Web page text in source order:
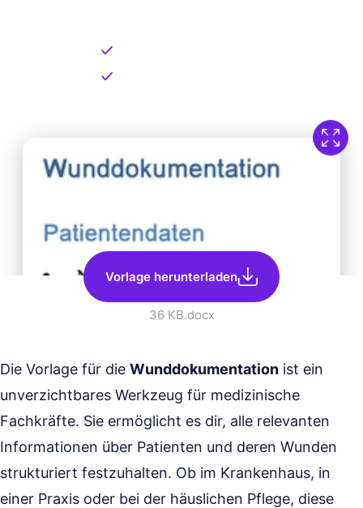
Vorlage herunterladen
36 KB.docx
Die Vorlage für die Wunddokumentation ist ein
unverzichtbares Werkzeug für medizinische
Fachkräfte. Sie ermöglicht es dir, alle relevanten
Informationen über Patienten und deren Wunden
strukturiert festzuhalten. Ob im Krankenhaus, in
einer Praxis oder bei der häuslichen Pflege, diese